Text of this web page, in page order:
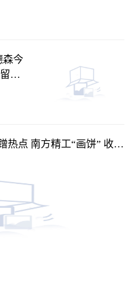
森今
念_
热点 南方精工“画饼” 收到